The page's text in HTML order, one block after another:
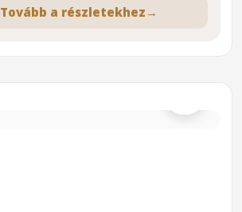
⌕
Tovább a részletekhez →